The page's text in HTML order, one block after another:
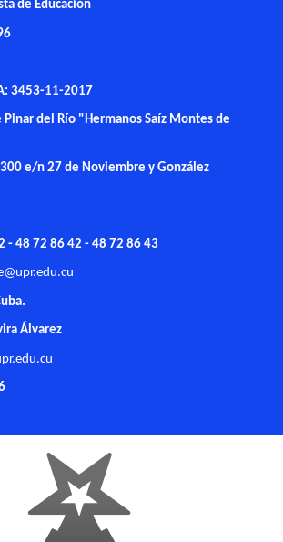
de Educación
3453-11-2017
del Río "Hermanos Saíz Montes de
e/n 27 de Noviembre y González
- 48 72 86 42 - 48 72 86 43
Álvarez